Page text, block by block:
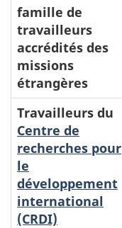
famille de
travailleurs
accrédités des
missions
étrangères
Travailleurs du
Centre de
recherches pour
le
développement
international
(CRDI)